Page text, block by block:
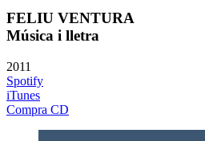
FELIU VENTURA
Música i lletra
2011
Spotify
iTunes
Compra CD